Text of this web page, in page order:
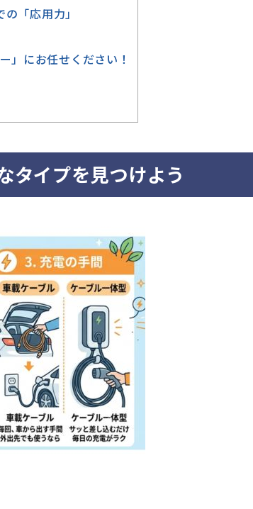
「応用力」
」にお任せください！
タイプを見つけよう